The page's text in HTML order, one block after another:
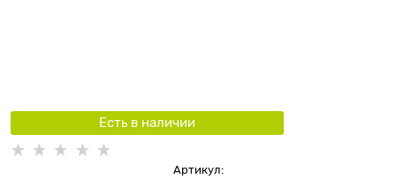
Есть в наличии
Артикул: